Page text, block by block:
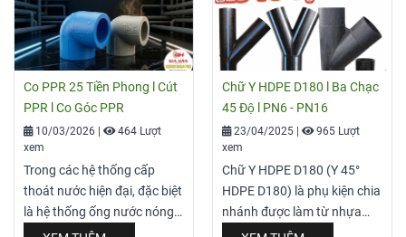
Co PPR 25 Tiền Phong l Cút
PPR l Co Góc PPR
10/03/2026 |
464 Lượt
xem
Trong các hệ thống cấp
thoát nước hiện đại, đặc biệt
là hệ thống ống nước nóng
PPR, phụ kiện co PPR
Chữ Y HDPE D180 l Ba Chạc
45 Độ l PN6 - PN16
23/04/2025 |
965 Lượt
xem
Chữ Y HDPE D180 (Y 45°
HDPE D180) là phụ kiện chia
nhánh được làm từ nhựa
polyethylene tỷ trọng cao